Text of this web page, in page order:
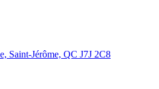
Saint-Jérôme, QC J7J 2C8